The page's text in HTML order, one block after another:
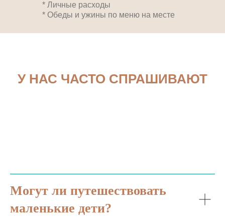
* Личные расходы
* Обеды и ужины по меню на месте
У НАС ЧАСТО СПРАШИВАЮТ
Могут ли путешествовать
маленькие дети?